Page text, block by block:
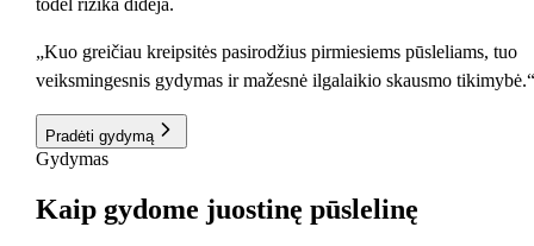
„Kuo greičiau kreipsitės pasirodžius pirmiesiems pūsleliams, tuo
veiksmingesnis gydymas ir mažesnė ilgalaikio skausmo tikimybė.“
Pradėti gydymą
Gydymas
Kaip gydome juostinę pūslelinę